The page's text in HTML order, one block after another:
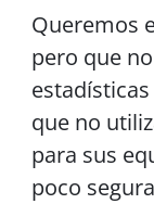
Queremos
pero que
que no
para sus
poco